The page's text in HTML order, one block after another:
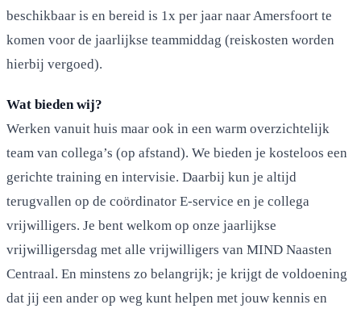
beschikbaar is en bereid is 1x per jaar naar Amersfoort te
komen voor de jaarlijkse teammiddag (reiskosten worden
hierbij vergoed).
Wat bieden wij?
Werken vanuit huis maar ook in een warm overzichtelijk
team van collega’s (op afstand). We bieden je kosteloos een
gerichte training en intervisie. Daarbij kun je altijd
terugvallen op de coördinator E-service en je collega
vrijwilligers. Je bent welkom op onze jaarlijkse
vrijwilligersdag met alle vrijwilligers van MIND Naasten
Centraal. En minstens zo belangrijk; je krijgt de voldoening
dat jij een ander op weg kunt helpen met jouw kennis en